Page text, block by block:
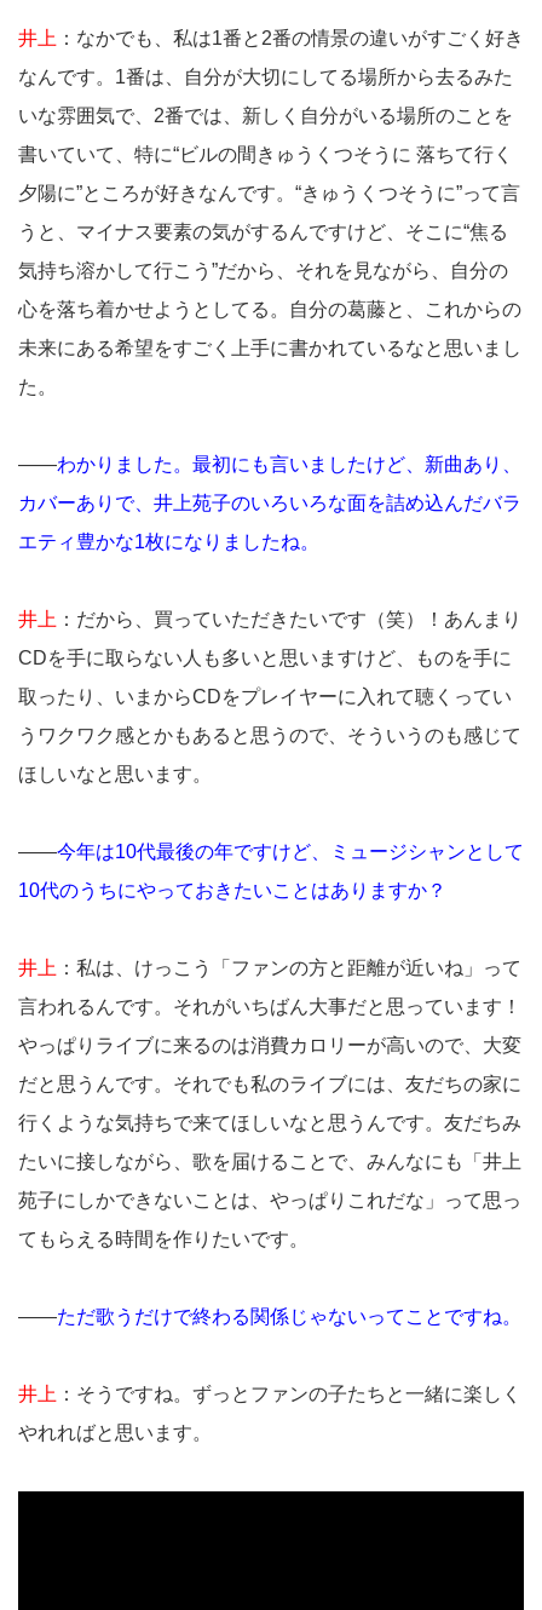
井上 ：なかでも、私は1番と2番の情景の違いがすごく好き
なんです。1番は、自分が大切にしてる場所から去るみた
いな雰囲気で、2番では、新しく自分がいる場所のことを
書いていて、特に“ビルの間きゅうくつそうに 落ちて行く
夕陽に”ところが好きなんです。“きゅうくつそうに”って言
うと、マイナス要素の気がするんですけど、そこに“焦る
気持ち溶かして行こう”だから、それを見ながら、自分の
心を落ち着かせようとしてる。自分の葛藤と、これからの
未来にある希望をすごく上手に書かれているなと思いまし
た。
――わかりました。最初にも言いましたけど、新曲あり、
カバーありで、井上苑子のいろいろな面を詰め込んだバラ
エティ豊かな1枚になりましたね。
井上 ：だから、買っていただきたいです（笑）！あんまり
CDを手に取らない人も多いと思いますけど、ものを手に
取ったり、いまからCDをプレイヤーに入れて聴くってい
うワクワク感とかもあると思うので、そういうのも感じて
ほしいなと思います。
――今年は10代最後の年ですけど、ミュージシャンとして
10代のうちにやっておきたいことはありますか？
井上 ：私は、けっこう「ファンの方と距離が近いね」って
言われるんです。それがいちばん大事だと思っています！
やっぱりライブに来るのは消費カロリーが高いので、大変
だと思うんです。それでも私のライブには、友だちの家に
行くような気持ちで来てほしいなと思うんです。友だちみ
たいに接しながら、歌を届けることで、みんなにも「井上
苑子にしかできないことは、やっぱりこれだな」って思っ
てもらえる時間を作りたいです。
――ただ歌うだけで終わる関係じゃないってことですね。
井上 ：そうですね。ずっとファンの子たちと一緒に楽しく
やれればと思います。